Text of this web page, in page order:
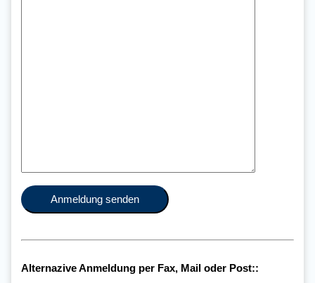
Alternazive Anmeldung per Fax, Mail oder Post::